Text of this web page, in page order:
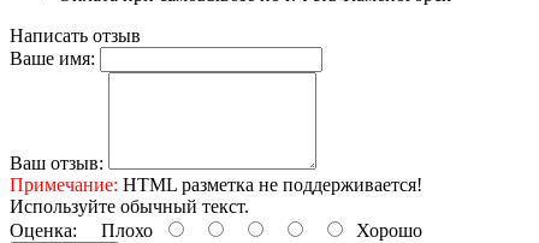
Написать отзыв
Ваше имя:
Ваш отзыв:
Примечание: HTML разметка не поддерживается!
Используйте обычный текст.
Оценка: Плохо Хорошо